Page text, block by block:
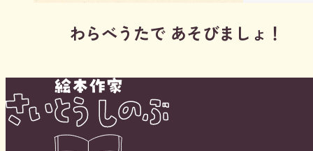
わらべうたで あそびましょ！